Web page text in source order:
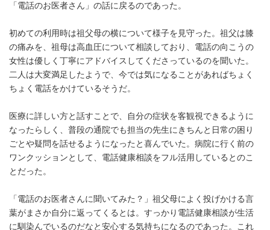
「電話のお医者さん」の話に戻るのであった。
初めての利用時は祖父母の横について様子を見守った。祖父は膝
の痛みを、祖母は高血圧について相談しており、電話の向こうの
女性は優しく丁寧にアドバイスしてくださっているのを聞いた。
二人は大変満足したようで、今では気になることがあればちょく
ちょく電話をかけているそうだ。
医療に詳しい方と話すことで、自分の症状を客観視できるように
なったらしく、普段の通院でも担当の先生にきちんと日常の困り
ごとや疑問を話せるようになったと喜んでいた。病院に行く前の
ワンクッションとして、電話健康相談をフル活用しているとのこ
とだった。
「電話のお医者さんに聞いてみた？」祖父母によく投げかける言
葉がまさか自分に返ってくるとは。すっかり電話健康相談が生活
に馴染んでいるのだなと安心する気持ちになるのであった。これ